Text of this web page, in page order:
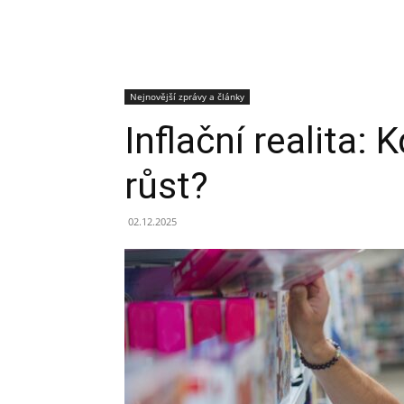
Nejnovější zprávy a články
Inflační realita:
růst?
02.12.2025